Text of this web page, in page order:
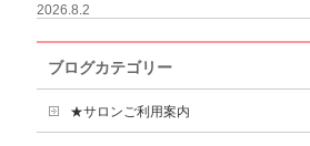
2026.8.2
ブログカテゴリー
★サロンご利用案内